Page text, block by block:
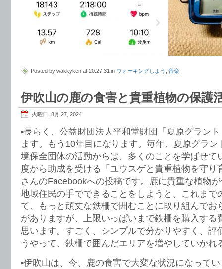
Posted by wakkyken at 20:27:31 in ウォーキングしよう 音楽
伊吹山の鹿の食害と貴重植物の保護
火曜日, 8月 27, 2024
▪️長らく、公益財団法人平和堂財団「夏原グラン
ます。もう10年目になります。毎年、夏原グラ
境保全団体の活動からは、多くのことを学ばせて
度から助成を受ける「ユウスゲと貴重植物を守り
さんのFacebookへの投稿です。鹿に貴重な植物
地域住民の手でできることをしようと、これまで
て、もっと頑丈な鉄柵で囲むことに取り組んでお
がありますが、上限いっぱいまで鉄柵を購入する
思います。すごく、シンプルで分かりやすく、評
うやって、鉄柵で囲んだエリアを増やしていかれ
▪️伊吹山は、今、鹿の食害で大変な状況になって